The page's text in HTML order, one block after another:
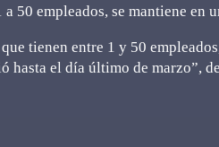
50 empleados, se mantiene en
tienen entre 1 y 50
hasta el día último de marzo”,